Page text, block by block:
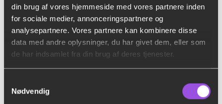
din brug af vores hjemmeside med vores partnere inden
for sociale medier, annonceringspartnere og
analysepartnere. Vores partnere kan kombinere disse
data med andre oplysninger, du har givet dem, eller som
de har indsamlet fra din brug af deres tjenester.
Nødvendig